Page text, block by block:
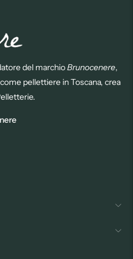
del marchioBrunocenere,
pellettiere in Toscana, crea